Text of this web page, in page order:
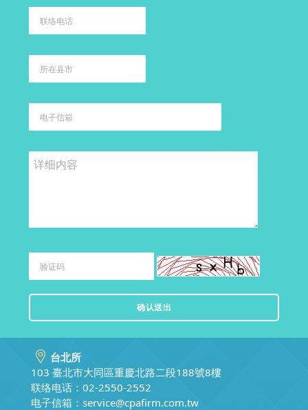
台北所
103 臺北市大同區重慶北路二段188號8樓
联络电话：02-2550-2552
电子信箱： service@cpafirm.com.tw